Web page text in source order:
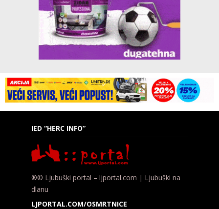
IED “HERC INFO”
®© Ljubuški portal – ljportal.com | Ljubuški na
dlanu
LJPORTAL.COM/OSMRTNICE